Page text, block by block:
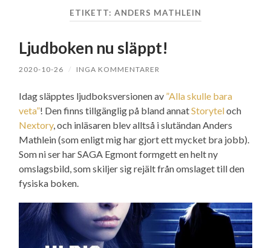
ETIKETT: ANDERS MATHLEIN
Ljudboken nu släppt!
2020-10-26 / INGA KOMMENTARER
Idag släpptes ljudboksversionen av ”Alla skulle bara
veta”! Den finns tillgänglig på bland annatStoryteloch
Nextory, och inläsaren blev alltså i slutändan Anders
Mathlein (som enligt mig har gjort ett mycket bra jobb).
Som ni ser har SAGA Egmont formgett en helt ny
omslagsbild, som skiljer sig rejält från omslaget till den
fysiska boken.